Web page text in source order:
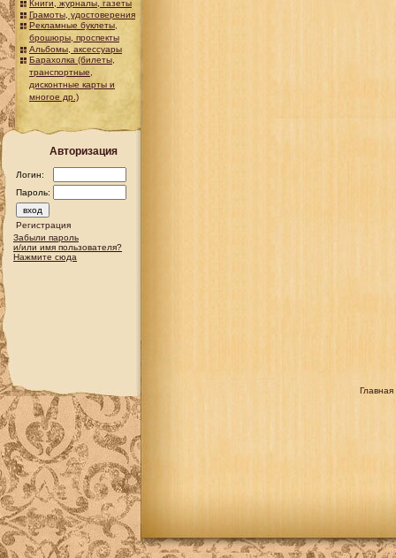
Книги, журналы, газеты
Грамоты, удостоверения
Рекламные буклеты,
брошюры, проспекты
Альбомы, аксессуары
Барахолка (билеты,
транспортные,
дисконтные карты и
многое др.)
Авторизация
Логин:
Пароль:
Регистрация
Забыли пароль
и/или имя пользователя?
Нажмите сюда